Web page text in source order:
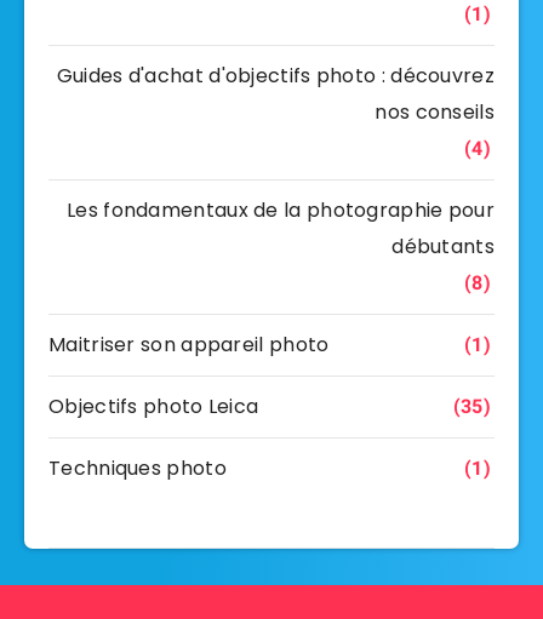
(1)
Guides d'achat d'objectifs photo : découvrez
nos conseils
(4)
Les fondamentaux de la photographie pour
débutants
(8)
Maitriser son appareil photo (1)
Objectifs photo Leica (35)
Techniques photo (1)